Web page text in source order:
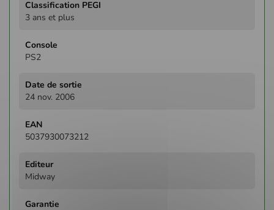
d'infos
3 ans et plus
PS2
24 nov. 2006
5037930073212
Midway